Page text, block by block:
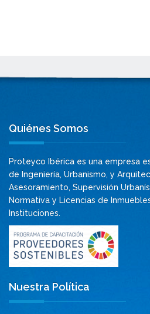
Quiénes Somos
Proteyco Ibérica es una empresa
de Ingeniería, Urbanismo, y
Asesoramiento, Supervisión
Normativa y Licencias de
Instituciones.
Nuestra Política